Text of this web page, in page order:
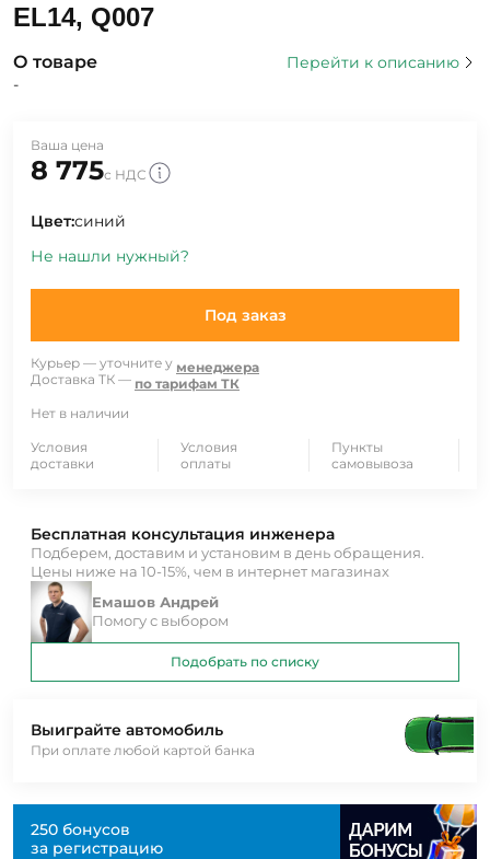
EL14, Q007
О товаре
Перейти к описанию
-
Ваша цена
8 775с НДС
Цвет:синий
Не нашли нужный?
Под заказ
Курьер — уточните у менеджера
Доставка ТК — по тарифам ТК
Нет в наличии
Условия
доставки
Условия
оплаты
Пункты
самовывоза
Выиграйте автомобиль
При оплате любой картой банка
250 бонусов
за регистрацию
Бесплатная консультация инженера
Подберем, доставим и установим в день обращения.
Цены ниже на 10-15%, чем в интернет магазинах
Емашов Андрей
Помогу с выбором
Подобрать по списку